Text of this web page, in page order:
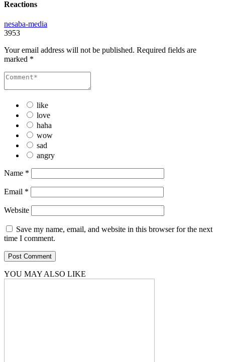
Reactions
nesaba-media
3953
Your email address will not be published. Required fields are
marked *
like
love
haha
wow
sad
angry
Name *
Email *
Website
Save my name, email, and website in this browser for the next
time I comment.
YOU MAY ALSO LIKE